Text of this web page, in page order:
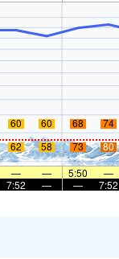
60 60 68 74
62 58 73 80
— — 5:50 —
7:52 — — 7:52